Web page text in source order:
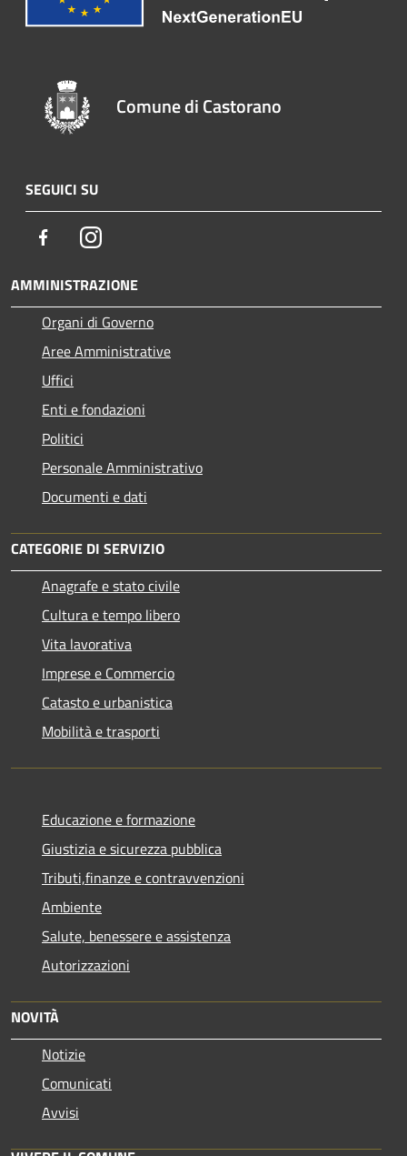
Comune di Castorano
SEGUICI SU
FacebookInstagram
AMMINISTRAZIONE
Organi di Governo
Aree Amministrative
Uffici
Enti e fondazioni
Politici
Personale Amministrativo
Documenti e dati
CATEGORIE DI SERVIZIO
Anagrafe e stato civile
Cultura e tempo libero
Vita lavorativa
Imprese e Commercio
Catasto e urbanistica
Mobilità e trasporti
Educazione e formazione
Giustizia e sicurezza pubblica
Tributi,finanze e contravvenzioni
Ambiente
Salute, benessere e assistenza
Autorizzazioni
NOVITÀ
Notizie
Comunicati
Avvisi